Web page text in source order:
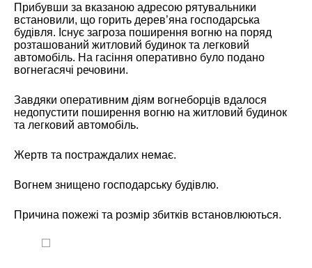
Прибувши за вказаною адресою рятувальники
встановили, що горить дерев’яна господарська
будівля. Існує загроза поширення вогню на поряд
розташований житловий будинок та легковий
автомобіль. На гасіння оперативно було подано
вогнегасячі речовини.
Завдяки оперативним діям вогнеборців вдалося
недопустити поширення вогню на житловий будинок
та легковий автомобіль.
Жертв та постраждалих немає.
Вогнем знищено господарську будівлю.
Причина пожежі та розмір збитків встановлюються.